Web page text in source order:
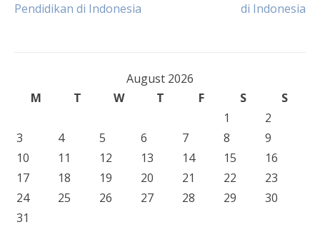
navigation
Pendidikan di Indonesia
di Indonesia
August 2026
M
T W T F S
S
1
2
3
4 5 6 7 8
9
10
11 12 13 14 15
16
17
18 19 20 21 22
23
24
25 26 27 28 29
30
31